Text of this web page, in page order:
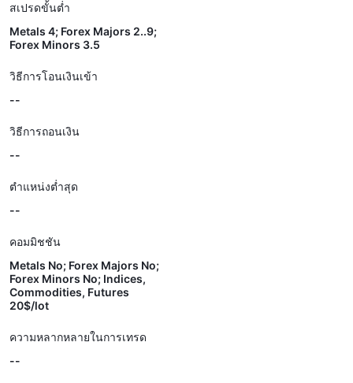
สเปรดขั้นต่ำ
Metals 4; Forex Majors 2..9;
Forex Minors 3.5
วิธีการโอนเงินเข้า
--
วิธีการถอนเงิน
--
ตำแหน่งต่ำสุด
--
คอมมิชชัน
Metals No; Forex Majors No;
Forex Minors No; Indices,
Commodities, Futures
20$/lot
ความหลากหลายในการเทรด
--